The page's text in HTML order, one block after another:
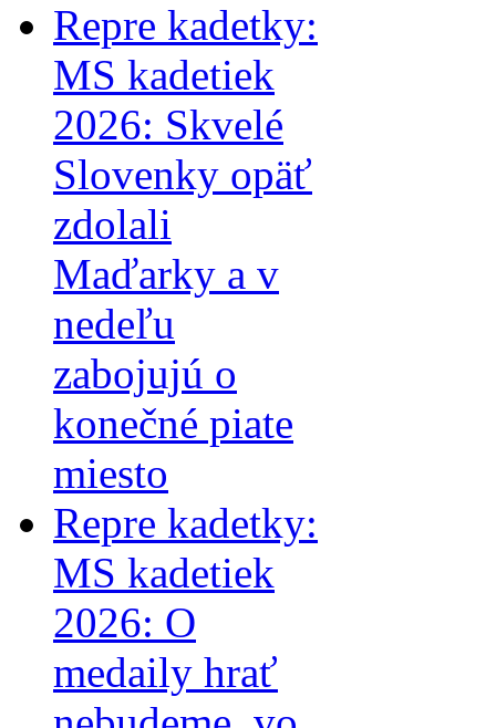
Repre kadetky:
MS kadetiek
2026: Skvelé
Slovenky opäť
zdolali
Maďarky a v
nedeľu
zabojujú o
konečné piate
miesto
Repre kadetky:
MS kadetiek
2026: O
medaily hrať